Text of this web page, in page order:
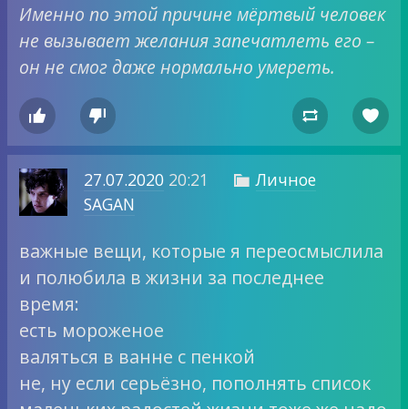
Именно по этой причине мёртвый человек
не вызывает желания запечатлеть его –
он не смог даже нормально умереть.
   
27.07.202020:21  Личное
SAGAN
важные вещи, которые я переосмыслила
и полюбила в жизни за последнее
время:
есть мороженое
валяться в ванне с пенкой
не, ну если серьёзно, пополнять список